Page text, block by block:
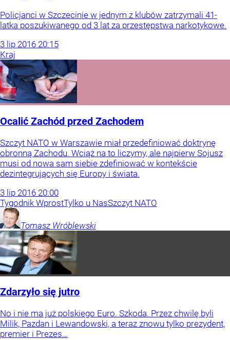
Policjanci w Szczecinie w jednym z klubów zatrzymali 41-
latka poszukiwanego od 3 lat za przestępstwa narkotykowe.
3 lip 2016 20:15
Kraj
Ocalić Zachód przed Zachodem
Szczyt NATO w Warszawie miał przedefiniować doktrynę
obronną Zachodu. Wciąż na to liczymy, ale najpierw Sojusz
musi od nowa sam siebie zdefiniować w kontekście
dezintegrujących się Europy i świata.
3 lip 2016 20:00
Tygodnik WprostTylko u NasSzczyt NATO
Tomasz Wróblewski
Zdarzyło się jutro
No i nie ma już polskiego Euro. Szkoda. Przez chwilę byli
Milik, Pazdan i Lewandowski, a teraz znowu tylko prezydent,
premier i Prezes…